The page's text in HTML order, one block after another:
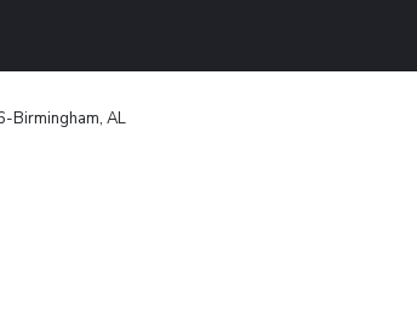
Birmingham, AL